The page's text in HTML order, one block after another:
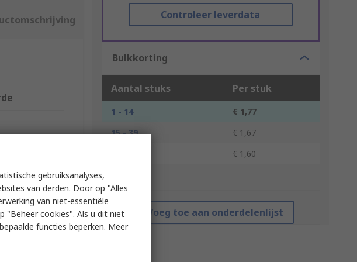
Controleer leverdata
Bulkkorting
Aantal stuks Per stuk
1 - 14
€ 1,77
15 - 39
€ 1,67
€ 1,60
*prijsindicatie
Voeg toe aan onderdelenlijst
gebruiksanalyses,
van derden. Door op "Alles
van niet-essentiële
"Beheer cookies". Als u dit niet
functies beperken. Meer